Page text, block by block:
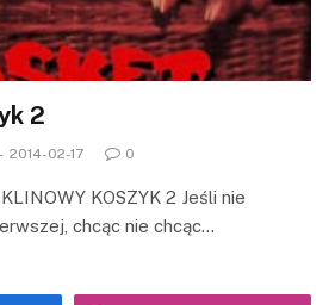
2
2014-02-17 0
KOSZYK 2 Jeśli nie
chcąc nie chcąc…